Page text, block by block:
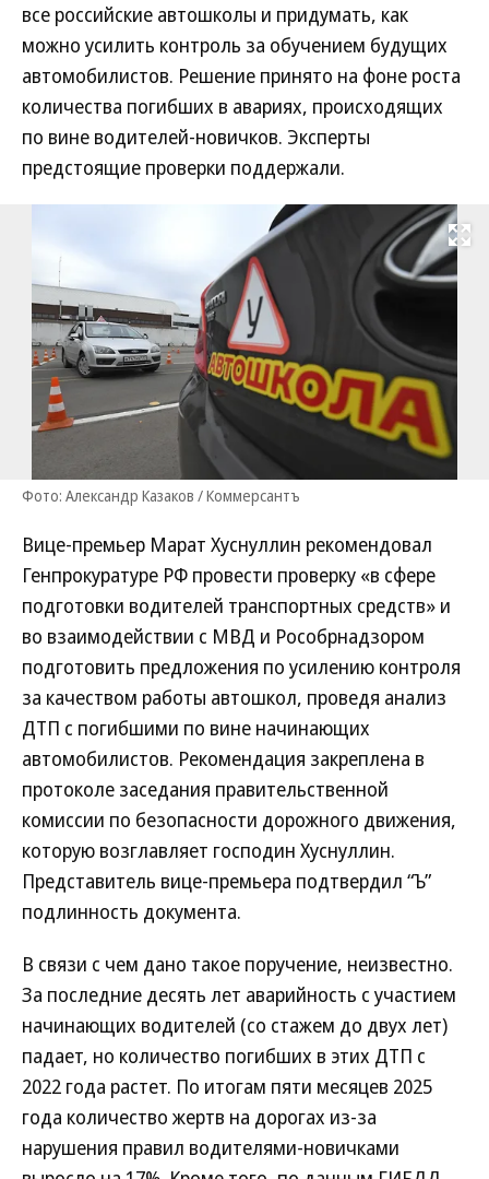
все российские автошколы и придумать, как
можно усилить контроль за обучением будущих
автомобилистов. Решение принято на фоне роста
количества погибших в авариях, происходящих
по вине водителей-новичков. Эксперты
предстоящие проверки поддержали.
Развернуть
Фото: Александр Казаков / Коммерсантъ
Вице-премьер Марат Хуснуллин рекомендовал
Генпрокуратуре РФ провести проверку «в сфере
подготовки водителей транспортных средств» и
во взаимодействии с МВД и Рособрнадзором
подготовить предложения по усилению контроля
за качеством работы автошкол, проведя анализ
ДТП с погибшими по вине начинающих
автомобилистов. Рекомендация закреплена в
протоколе заседания правительственной
комиссии по безопасности дорожного движения,
которую возглавляет господин Хуснуллин.
Представитель вице-премьера подтвердил “Ъ”
подлинность документа.
В связи с чем дано такое поручение, неизвестно.
За последние десять лет аварийность с участием
начинающих водителей (со стажем до двух лет)
падает, но количество погибших в этих ДТП с
2022 года растет. По итогам пяти месяцев 2025
года количество жертв на дорогах из-за
нарушения правил водителями-новичками